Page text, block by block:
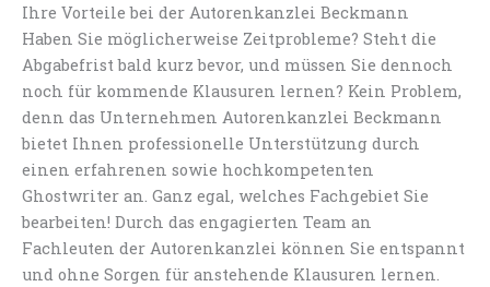
Ihre Vorteile bei der Autorenkanzlei Beckmann
Haben Sie möglicherweise Zeitprobleme? Steht die
Abgabefrist bald kurz bevor, und müssen Sie dennoch
noch für kommende Klausuren lernen? Kein Problem,
denn das Unternehmen Autorenkanzlei Beckmann
bietet Ihnen professionelle Unterstützung durch
einen erfahrenen sowie hochkompetenten
Ghostwriter an. Ganz egal, welches Fachgebiet Sie
bearbeiten! Durch das engagierten Team an
Fachleuten der Autorenkanzlei können Sie entspannt
und ohne Sorgen für anstehende Klausuren lernen.